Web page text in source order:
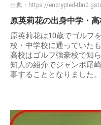
出典： https://encrypted-
原英莉花の出身中学・
原英莉花は10歳でゴルフ
校・中学校に通っていた
高校はゴルフ強豪校で知
知人の紹介でジャンボ尾
事することとなりました。